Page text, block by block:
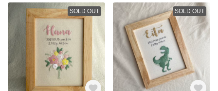
SOLD OUT SOLD OUT